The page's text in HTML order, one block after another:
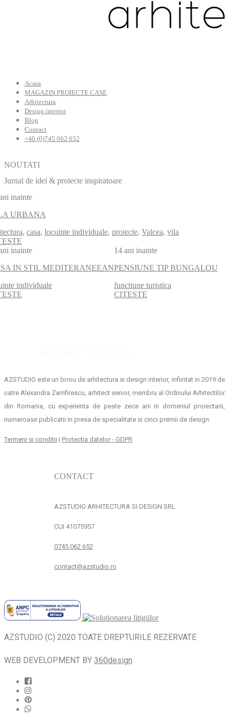
Acasa
MAGAZIN PROIECTE CASE
Arhitectura
Design interior
Blog
Contact
+40 (0)745 062 652
NOUTATI
Jurnal de idei & proiecte inspiratoare
inainte
URBANA
, casa, locuinte individuale, proiecte, Valcea, vila
inainte
IN STIL MEDITERANEEAN
individuale
14 ani inainte
PENSIUNE TIP BUNGALOU
functiune turistica
CITESTE
AZSTUDIO este un birou de arhitectura si design interior, infiintat in 2019 de
catre Alexandra Zamfirescu, arhitect senior, membru al Ordinului Arhitectilor
din Romania, cu experienta de peste zece ani in domeniul proiectarii,
numeroase publicatii in presa de specialitate si cinci premii de design.
Termeni si conditii | Protectia datelor - GDPR
CONTACT
AZSTUDIO ARHITECTURA SI DESIGN SRL
CUI 41075957
0745 062 652
contact@azstudio.ro
AZSTUDIO (C) 2020 TOATE DREPTURILE REZERVATE
WEB DEVELOPMENT BY 360design